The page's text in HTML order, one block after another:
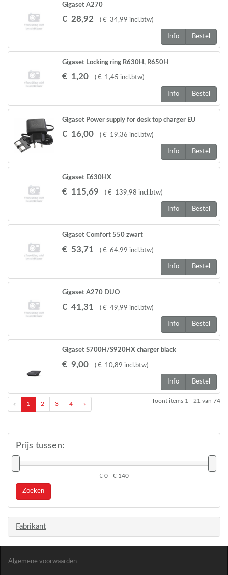
Gigaset A270
€ 28,92 ( € 34,99 incl.btw)
Info Bestel
Gigaset Locking ring R630H, R650H
€ 1,20 ( € 1,45 incl.btw)
Info Bestel
Gigaset Power supply for desk top charger EU
€ 16,00 ( € 19,36 incl.btw)
Info Bestel
Gigaset E630HX
€ 115,69 ( € 139,98 incl.btw)
Info Bestel
Gigaset Comfort 550 zwart
€ 53,71 ( € 64,99 incl.btw)
Info Bestel
Gigaset A270 DUO
€ 41,31 ( € 49,99 incl.btw)
Info Bestel
Gigaset S700H/S920HX charger black
€ 9,00 ( € 10,89 incl.btw)
Info Bestel
Toont items 1 - 21 van 74
« 1 2 3 4 »
Prijs tussen:
€ 0 - € 140
Zoeken
Fabrikant
Algemene voorwaarden